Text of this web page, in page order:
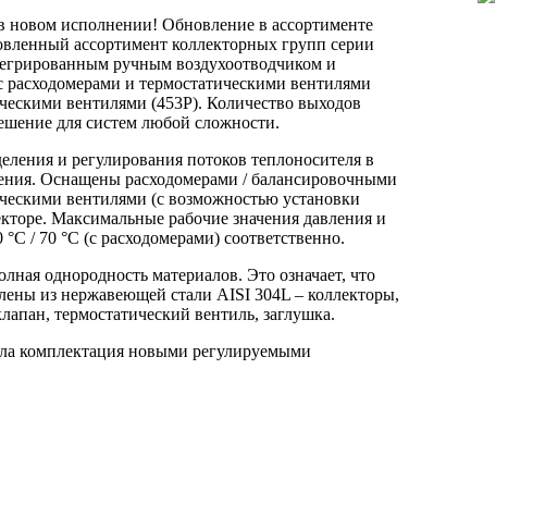
новом исполнении! Обновление в ассортименте
ассортимент коллекторных групп серии
ручным воздухоотводчиком и
и термостатическими вентилями
вентилями (453P). Количество выходов
для систем любой сложности.
и регулирования потоков теплоносителя в
Оснащены расходомерами / балансировочными
вентилями (с возможностью установки
Максимальные рабочие значения давления и
/ 70 °С (с расходомерами) соответственно.
однородность материалов. Это означает, что
из нержавеющей стали AISI 304L – коллекторы,
термостатический вентиль, заглушка.
комплектация новыми регулируемыми